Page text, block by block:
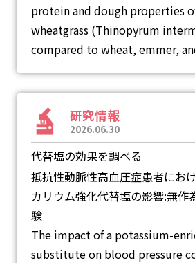
protein and dough properties
wheatgrass (Thinopyrum
compared to wheat, emmer,
研究情報
2026.06.30
代替塩の効果を調べる ―
抵抗性動脈性高血圧症患者にお
カリウム強化代替塩の影響:無作
験
The impact of a potassium-
substitute on blood pressure